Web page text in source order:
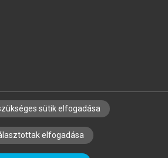
CÉGEKNEK KÖNYVTÁROSOKNAK
ÉS LEKTORÁLÁSI ALAPELVEK
sütik elfogadása
elfogadása